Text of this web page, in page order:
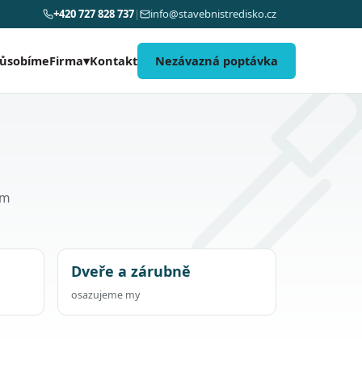
+420 727 828 737| info@stavebnistredisko.cz
Firma▾Kontakt Nezávazná poptávka
Dveře a zárubně
osazujeme my